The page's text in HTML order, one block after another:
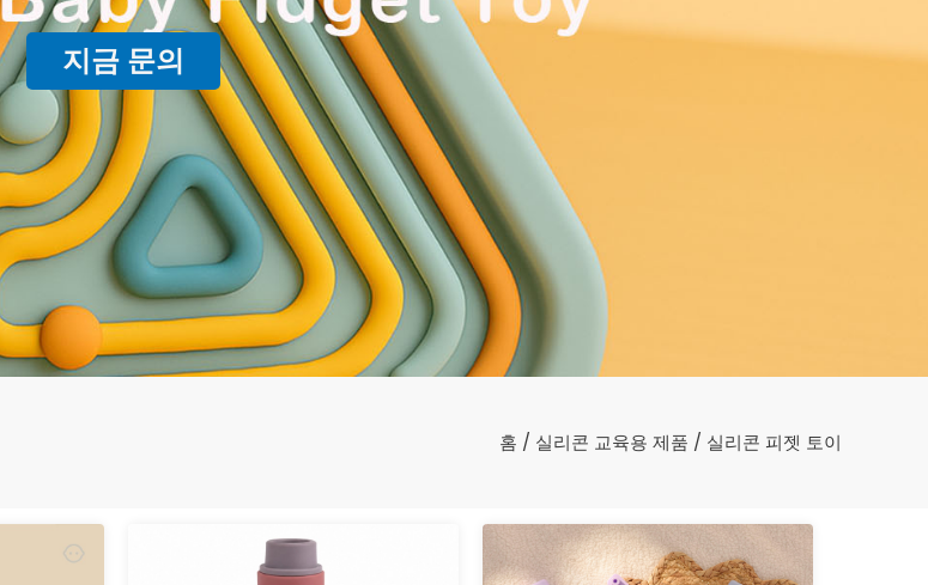
지금 문의
홈 / 실리콘 교육용 제품 / 실리콘 피젯 토이